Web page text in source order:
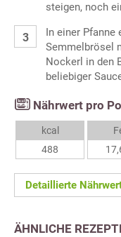
steigen, noch
In einer Pfanne
Semmelbrösel
Nockerl in den
beliebiger
Nährwert pro
kcal
488
Detaillierte
ÄHNLICHE